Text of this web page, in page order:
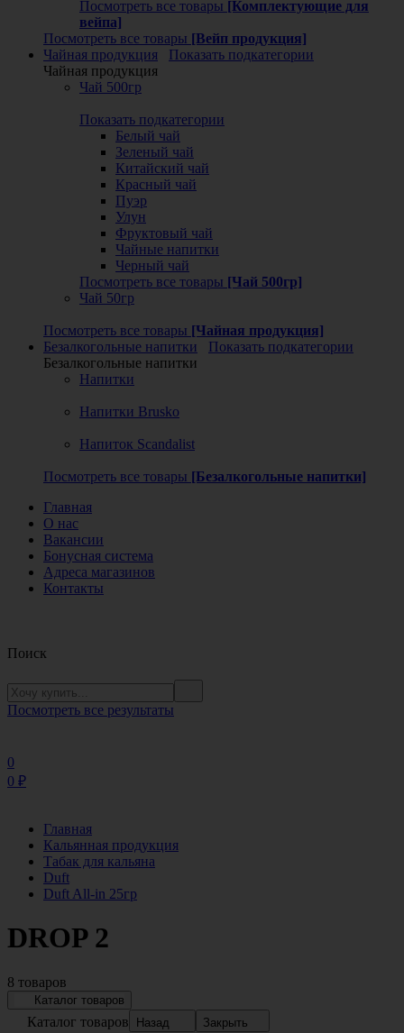
Посмотреть все товары [Комплектующие для
вейпа]
Посмотреть все товары [Вейп продукция]
Чайная продукция
Показать подкатегории
Чайная продукция
Чай 500гр
Показать подкатегории
Белый чай
Зеленый чай
Китайский чай
Красный чай
Пуэр
Улун
Фруктовый чай
Чайные напитки
Черный чай
Посмотреть все товары [Чай 500гр]
Чай 50гр
Посмотреть все товары [Чайная продукция]
Безалкогольные напитки
Показать подкатегории
Безалкогольные напитки
Напитки
Напитки Brusko
Напиток Scandalist
Посмотреть все товары [Безалкогольные напитки]
Главная
О нас
Вакансии
Бонусная система
Адреса магазинов
Контакты
Поиск
Посмотреть все результаты
0
0 ₽
Главная
Кальянная продукция
Табак для кальяна
Duft
Duft All-in 25гр
DROP 2
8 товаров
Каталог товаров
Каталог товаров Назад Закрыть